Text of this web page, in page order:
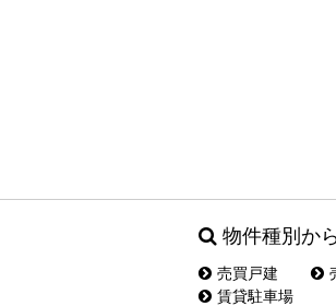
物件種別か
売買戸建
賃貸駐車場